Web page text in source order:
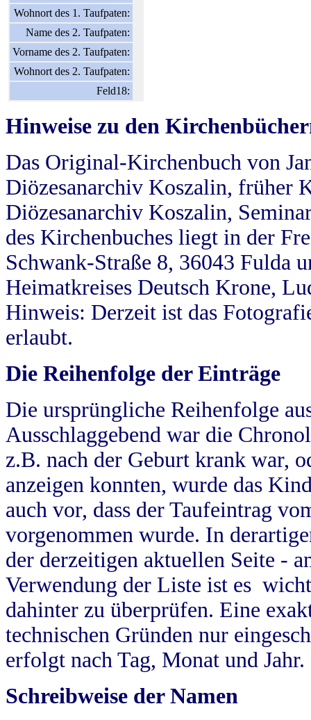
Wohnort des 1. Taufpaten:
Name des 2. Taufpaten:
Vorname des 2. Taufpaten:
Wohnort des 2. Taufpaten:
Feld18:
Hinweise zu den
Das Original-Kirchenbuch von
Diözesanarchiv Koszalin, früher
Diözesanarchiv Koszalin,
des Kirchenbuches liegt in der
Schwank-Straße 8, 36043 Fulda
Heimatkreises Deutsch Krone,
Hinweis: Derzeit ist das
erlaubt.
Die Reihenfolge der Einträge
Die ursprüngliche Reihenfolge
Ausschlaggebend war die
z.B. nach der Geburt krank war,
anzeigen konnten, wurde das
auch vor, dass der Taufeintrag
vorgenommen wurde. In
der derzeitigen aktuellen Seite -
Verwendung der Liste ist es
dahinter zu überprüfen. Eine
technischen Gründen nur
erfolgt nach Tag, Monat und Jahr.
Schreibweise der Namen